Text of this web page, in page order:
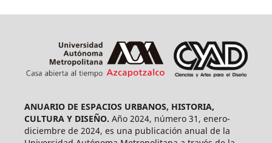
ANUARIO DE ESPACIOS URBANOS, HISTORIA,
CULTURA Y DISEÑO. Año 2024, número 31, enero-
diciembre de 2024, es una publicación anual de la